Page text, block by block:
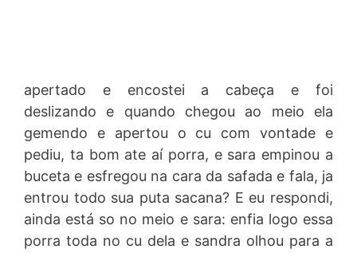
apertado e encostei a cabeça e foi
deslizando e quando chegou ao meio ela
gemendo e apertou o cu com vontade e
pediu, ta bom ate aí porra, e sara empinou a
buceta e esfregou na cara da safada e fala, ja
entrou todo sua puta sacana? E eu respondi,
ainda está so no meio e sara: enfia logo essa
porra toda no cu dela e sandra olhou para a